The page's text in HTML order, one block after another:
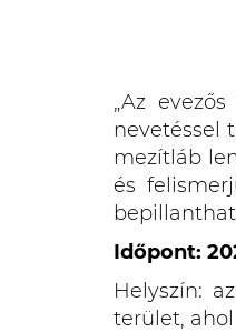
„Az
nevetéssel
mezítláb
és
Időpont:
Helyszín:
terület,